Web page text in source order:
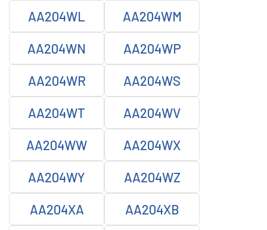
AA204WL AA204WM
AA204WN AA204WP
AA204WR AA204WS
AA204WT AA204WV
AA204WW AA204WX
AA204WY AA204WZ
AA204XA AA204XB